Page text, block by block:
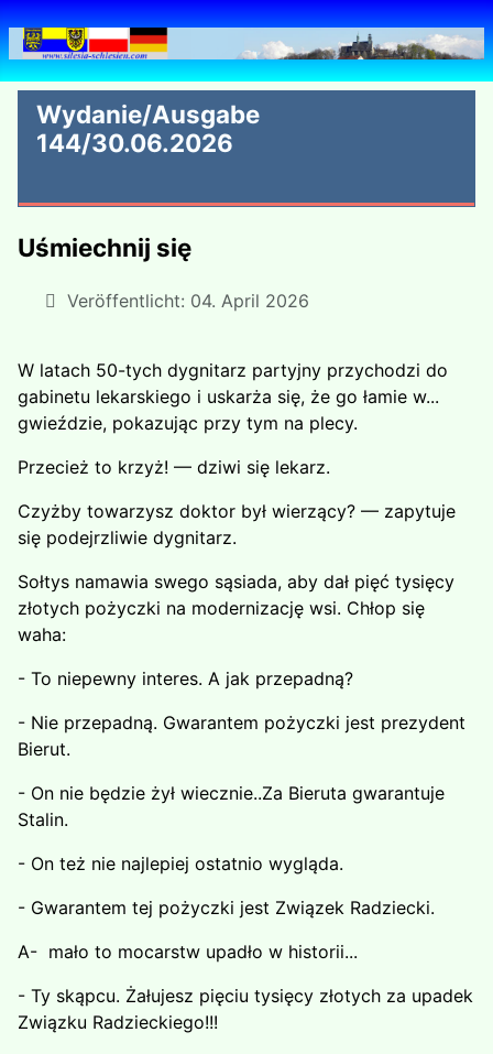
Wydanie/Ausgabe
144/30.06.2026
Uśmiechnij się
Veröffentlicht: 04. April 2026
W latach 50-tych dygnitarz partyjny przychodzi do
gabinetu lekarskiego i uskarża się, że go łamie w...
gwieździe, pokazując przy tym na plecy.
Przecież to krzyż! — dziwi się lekarz.
Czyżby towarzysz doktor był wierzący? — zapytuje
się podejrzliwie dygnitarz.
Sołtys namawia swego sąsiada, aby dał pięć tysięcy
złotych pożyczki na modernizację wsi. Chłop się
waha:
- To niepewny interes. A jak przepadną?
- Nie przepadną. Gwarantem pożyczki jest prezydent
Bierut.
- On nie będzie żył wiecznie..Za Bieruta gwarantuje
Stalin.
- On też nie najlepiej ostatnio wygląda.
- Gwarantem tej pożyczki jest Związek Radziecki.
A- mało to mocarstw upadło w historii...
- Ty skąpcu. Żałujesz pięciu tysięcy złotych za upadek
Związ­ku Radzieckiego!!!